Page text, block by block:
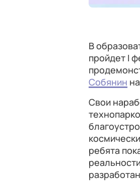
В
пройдет I
Собянин
Свои
ребята